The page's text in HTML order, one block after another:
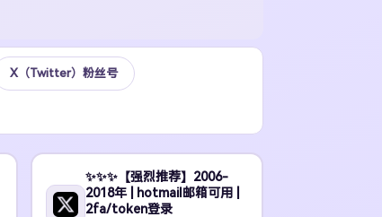
X（Twitter）粉丝号
✨️✨️✨️【强烈推荐】2006-
2018年 | hotmail邮箱可用 |
2fa/token登录